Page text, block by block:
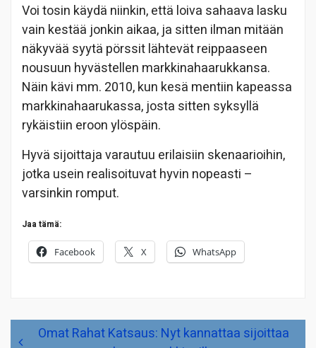
Voi tosin käydä niinkin, että loiva sahaava lasku
vain kestää jonkin aikaa, ja sitten ilman mitään
näkyvää syytä pörssit lähtevät reippaaseen
nousuun hyvästellen markkinahaarukkansa.
Näin kävi mm. 2010, kun kesä mentiin kapeassa
markkinahaarukassa, josta sitten syksyllä
rykäistiin eroon ylöspäin.
Hyvä sijoittaja varautuu erilaisiin skenaarioihin,
jotka usein realisoituvat hyvin nopeasti –
varsinkin romput.
Jaa tämä:
Facebook X WhatsApp
Artikkelien
selaus Omat Rahat Katsaus: Nyt kannattaa sijoittaa